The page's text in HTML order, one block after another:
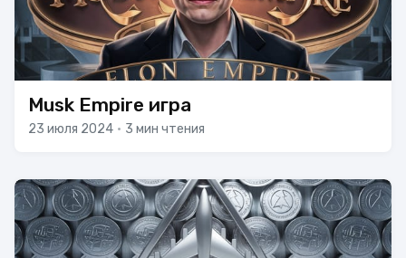
Musk Empire игра
23 июля 2024 • 3 мин чтения